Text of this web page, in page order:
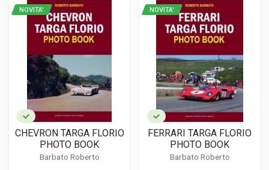
NOVITA'
CHEVRON TARGA FLORIO
PHOTO BOOK
Barbato Roberto
NOVITA'
FERRARI TARGA FLORIO
PHOTO BOOK
Barbato Roberto